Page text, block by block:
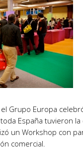
Grupo Europa
España tuvieron
un Workshop con
comercial.